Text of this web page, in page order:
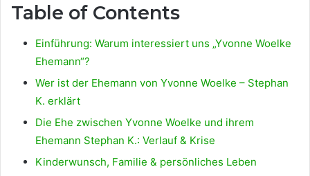
Table of Contents
Einführung: Warum interessiert uns „Yvonne Woelke
Ehemann“?
Wer ist der Ehemann von Yvonne Woelke – Stephan
K. erklärt
Die Ehe zwischen Yvonne Woelke und ihrem
Ehemann Stephan K.: Verlauf & Krise
Kinderwunsch, Familie & persönliches Leben